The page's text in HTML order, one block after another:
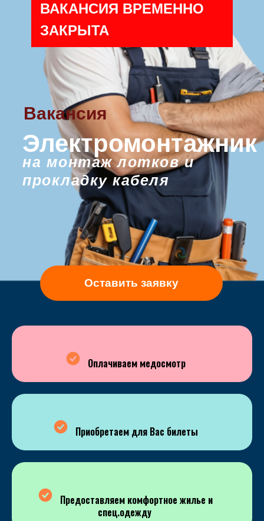
Электромонтажник
на монтаж лотков и
прокладку кабеля
Вакансия
Оставить заявку
ВАКАНСИЯ ВРЕМЕННО
ЗАКРЫТА
Оплачиваем медосмотр
Приобретаем для Вас билеты
Предоставляем комфортное жилье и
спец.одежду